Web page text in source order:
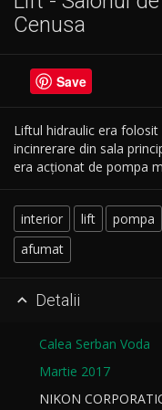
Cenusa
Save
Liftul hidraulic era
incinrerare din sala
era acționat de pompa
interior lift pompa
afumat
 Detalii
Calea Serban Voda
Martie 2017
NIKON